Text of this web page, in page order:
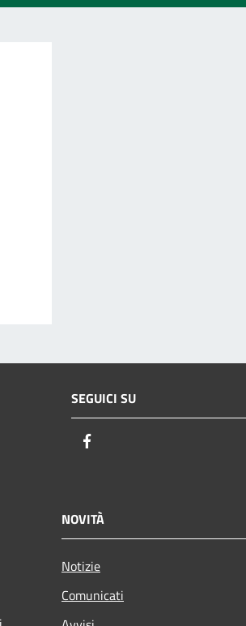
SEGUICI SU
NOVITÀ
Notizie
Comunicati